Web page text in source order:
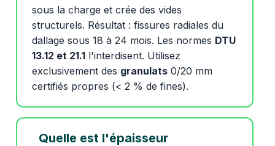
sous la charge et crée des vides
structurels. Résultat : fissures radiales du
dallage sous 18 à 24 mois. Les normes DTU
13.12 et 21.1 l'interdisent. Utilisez
exclusivement des granulats 0/20 mm
certifiés propres (< 2 % de fines).
Quelle est l'épaisseur